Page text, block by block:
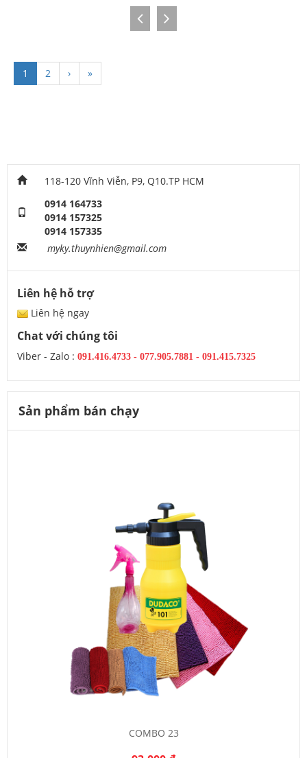
1 2 › »
118-120 Vĩnh Viễn, P9, Q10.TP HCM
0914 164733
0914 157325
0914 157335
myky.thuynhien@gmail.com
Liên hệ hỗ trợ
Liên hệ ngay
Chat với chúng tôi
Viber - Zalo : 091.416.4733 - 077.905.7881 - 091.415.7325
Sản phẩm bán chạy
COMBO 23